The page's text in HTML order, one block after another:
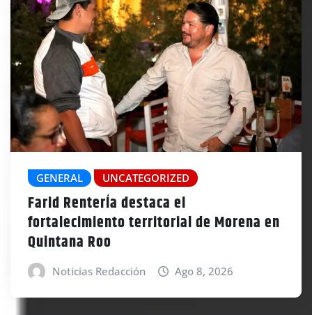
GENERAL UNCATEGORIZED
Farid RenterÍa destaca el
fortalecimiento territorial de Morena en
Quintana Roo
Noticias Redacción Ago 8, 2026